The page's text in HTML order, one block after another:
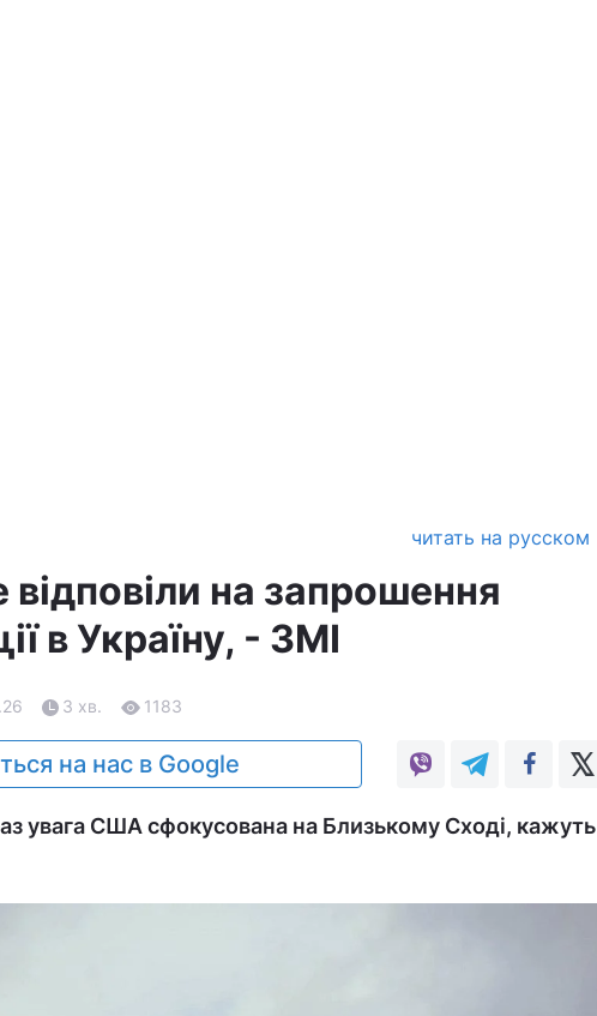
читать на русском
на запрошення
в Україну, - ЗМІ
3 хв. 1183
на нас в Google
увага США сфокусована на Близькому Сході, кажуть